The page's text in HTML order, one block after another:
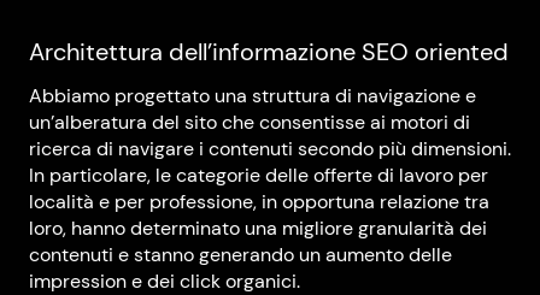
Architettura dell’informazione SEO oriented
Abbiamo progettato una struttura di navigazione e
un’alberatura del sito che consentisse ai motori di
ricerca di navigare i contenuti secondo più dimensioni.
In particolare, le categorie delle offerte di lavoro per
località e per professione, in opportuna relazione tra
loro, hanno determinato una migliore granularità dei
contenuti e stanno generando un aumento delle
impression e dei click organici.